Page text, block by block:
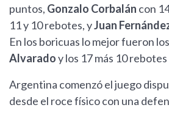
puntos, Gonzalo Corbalán con
11 y 10 rebotes, yJuan
En los boricuas lo mejor fueron
Alvaradoy los 17 más 10 rebotes
Argentina comenzó el juego
desde el roce físico con una